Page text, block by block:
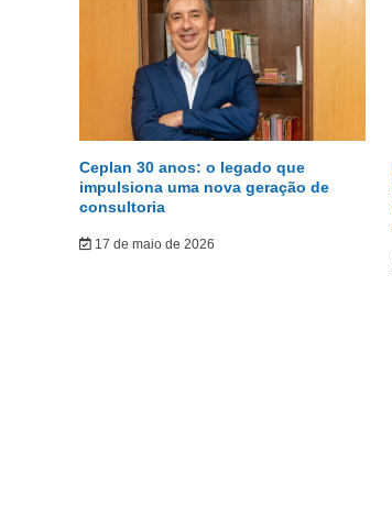
Ceplan 30 anos: o legado que
impulsiona uma nova geração de
consultoria
17 de maio de 2026